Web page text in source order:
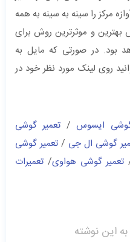
مرکز را سینه به سینه به همه
بهترین و موثرترین روش برای
بود. در صورتی که مایل به
روی لینک مورد نظر خود در
ایسوس / تعمیر گوشی
گوشی ال جی / تعمیر گوشی
تعمیر گوشی هواوی/ تعمیرات
این نوشته